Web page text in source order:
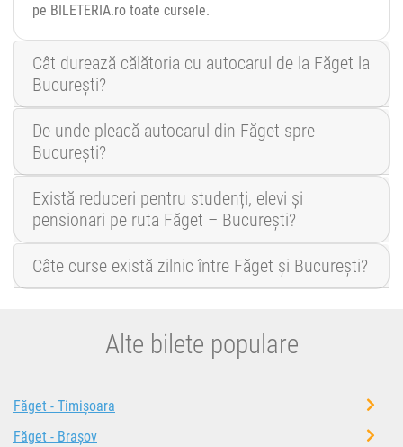
pe BILETERIA.ro toate cursele.
Cât durează călătoria cu autocarul de la Făget la
București?
De unde pleacă autocarul din Făget spre
București?
Există reduceri pentru studenți, elevi și
pensionari pe ruta Făget – București?
Câte curse există zilnic între Făget și București?
Alte bilete populare
Făget - Timișoara
Făget - Brașov